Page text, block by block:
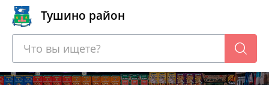
Тушино район